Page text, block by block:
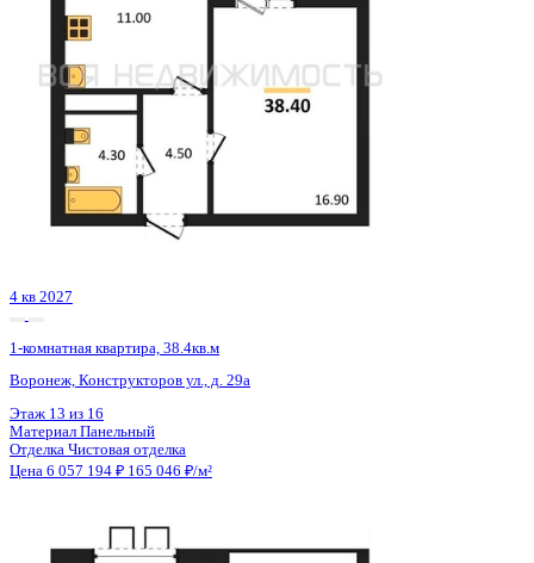
4 кв 2027
1-комнатная квартира, 38.4кв.м